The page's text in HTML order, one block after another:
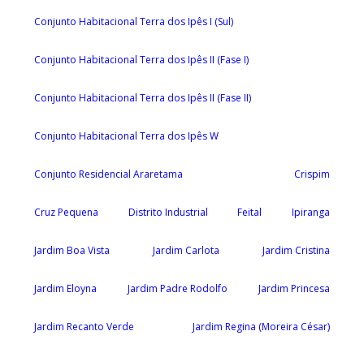
Conjunto Habitacional Terra dos Ipês I (Sul)
Conjunto Habitacional Terra dos Ipês II (Fase I)
Conjunto Habitacional Terra dos Ipês II (Fase II)
Conjunto Habitacional Terra dos Ipês W
Conjunto Residencial Araretama Crispim
Cruz Pequena Distrito Industrial Feital Ipiranga
Jardim Boa Vista Jardim Carlota Jardim Cristina
Jardim Eloyna Jardim Padre Rodolfo Jardim Princesa
Jardim Recanto Verde Jardim Regina (Moreira César)